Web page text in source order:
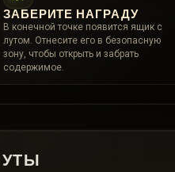
ЗАБЕРИТЕ НАГРАДУ
В конечной точке появится ящик с
лутом. Отнесите его в безопасную
зону, чтобы открыть и забрать
содержимое.